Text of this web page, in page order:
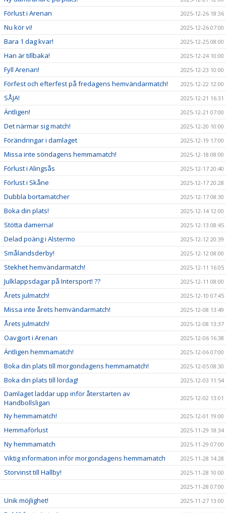
Förlust i Arenan 2025-12-26 18:36
Nu kör vi! 2025-12-26 07:00
Bara 1 dag kvar! 2025-12-25 08:00
Han är tillbaka! 2025-12-24 10:00
Fyll Arenan! 2025-12-23 10:00
Förfest och efterfest på fredagens hemvändarmatch! 2025-12-22 12:00
SÅJA! 2025-12-21 16:31
Äntligen! 2025-12-21 07:00
Det närmar sig match! 2025-12-20 10:00
Förändringar i damlaget 2025-12-19 17:00
Missa inte söndagens hemmamatch! 2025-12-18 08:00
Förlust i Alingsås 2025-12-17 20:40
Förlust i Skåne 2025-12-17 20:28
Dubbla bortamatcher 2025-12-17 08:30
Boka din plats! 2025-12-14 12:00
Stötta damerna! 2025-12-13 08:45
Delad poäng i Alstermo 2025-12-12 20:39
Smålandsderby! 2025-12-12 08:00
Stekhet hemvändarmatch! 2025-12-11 16:05
Julklappsdagar på Intersport! ?? 2025-12-11 08:00
Årets julmatch! 2025-12-10 07:45
Missa inte årets hemvändarmatch! 2025-12-08 13:49
Årets julmatch! 2025-12-08 13:37
Oavgjort i Arenan 2025-12-06 16:38
Äntligen hemmamatch! 2025-12-06 07:00
Boka din plats till morgondagens hemmamatch! 2025-12-05 08:30
Boka din plats till lördag! 2025-12-03 11:54
Damlaget laddar upp inför återstarten av
Handbollsligan
2025-12-02 13:01
Ny hemmamatch! 2025-12-01 19:00
Hemmaförlust 2025-11-29 18:34
Ny hemmamatch 2025-11-29 07:00
Viktig information inför morgondagens hemmamatch 2025-11-28 14:28
Storvinst till Hallby!
2025-11-28 10:00
2025-11-28 07:00
Unik möjlighet! 2025-11-27 13:00